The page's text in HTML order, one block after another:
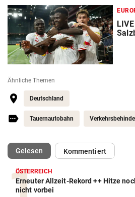
Ähnliche Themen
Deutschland
Tauernautobahn
Gelesen(ausgewählt)Kommentiert
ÖSTERREICH
Erneuter Allzeit-Rekord ++ Hitze
nicht vorbei